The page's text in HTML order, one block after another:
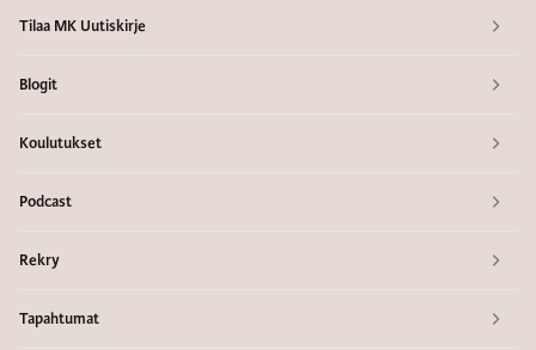
Tilaa MK Uutiskirje
Blogit
Koulutukset
Podcast
Rekry
Tapahtumat